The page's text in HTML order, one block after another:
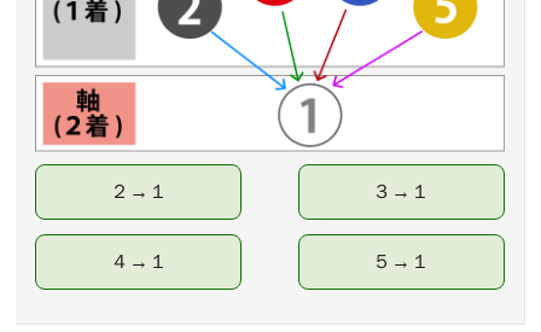
２→１ ３→１
４→１ ５→１